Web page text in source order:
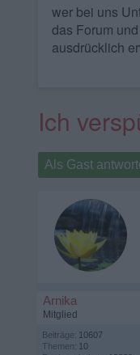
wer bei uns
das Forum
ausdrücklich
Ich
Als Gast
Arnika
Mitglied
Beiträge: 10607
Themen: 10